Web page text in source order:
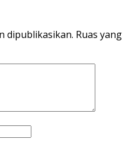
dipublikasikan. Ruas yang